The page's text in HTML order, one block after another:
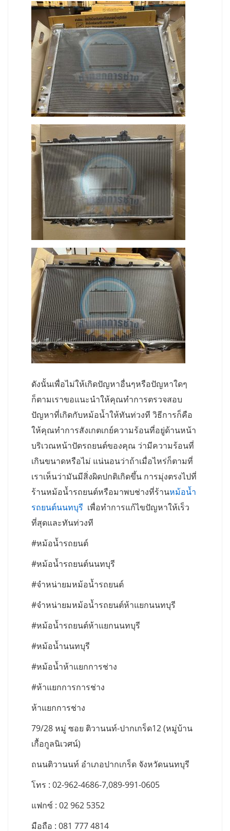
ดังนั้นเพื่อไม่ให้เกิดปัญหาอื่นๆหรือปัญหาใดๆ
ก็ตามเราขอแนะนำให้คุณทำการตรวจสอบ
ปัญหาที่เกิดกับหม้อน้ำให้ทันท่วงที วิธีการก็คือ
ให้คุณทำการสังเกตเกย์ความร้อนที่อยู่ด้านหน้า
บริเวณหน้าปัดรถยนต์ของคุณ ว่ามีความร้อนที่
เกินขนาดหรือไม่ แน่นอนว่าถ้าเมื่อไหร่ก็ตามที่
เราเห็นว่ามันมีสิ่งผิดปกติเกิดขึ้น การมุ่งตรงไปที่
ร้านหม้อน้ำรถยนต์หรือมาพบช่างที่ร้านหม้อน้ำ
รถยนต์นนทบุรี เพื่อทำการแก้ไขปัญหาให้เร็ว
ที่สุดและทันท่วงที
#หม้อน้ำรถยนต์
#หม้อน้ำรถยนต์นนทบุรี
#จำหน่ายมหม้อน้ำรถยนต์
#จำหน่ายมหม้อน้ำรถยนต์ห้าแยกนนทบุรี
#หม้อน้ำรถยนต์ห้าแยกนนทบุรี
#หม้อน้ำนนทบุรี
#หม้อน้ำห้าแยกการช่าง
#ห้าแยกการการช่าง
ห้าแยกการช่าง
79/28 หมู่ ซอย ติวานนท์-ปากเกร็ด12 (หมู่บ้าน
เกื้อกูลนิเวศน์)
ถนนติวานนท์ อำเภอปากเกร็ด จังหวัดนนทบุรี
โทร : 02-962-4686-7,089-991-0605
แฟกซ์ : 02 962 5352
มือถือ : 081 777 4814